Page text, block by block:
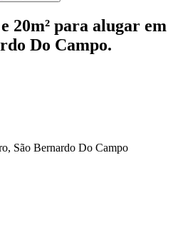
20m² para alugar em
Do Campo.
São Bernardo Do Campo